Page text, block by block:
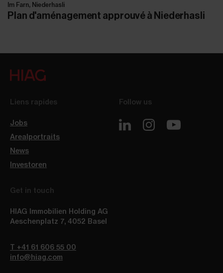
Im Farn, Niederhasli
Plan d'aménagement approuvé à Niederhasli
Liens rapides
Jobs
Arealportraits
News
Investoren
Follow us
Get in touch
HIAG Immobilien Holding AG
Aeschenplatz 7, 4052 Basel
T +41 61 606 55 00
info@hiag.com